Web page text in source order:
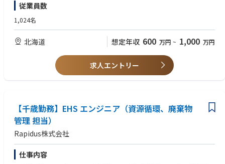
5. カーボンニュートラルに向けたエネルギーマネジメント戦略の策定
6. Scope3の算定ガイドライン策定
7. SBTi、CDP取得に向けた準備
8. フッ素系温室効果ガス(F-GHG)の削減推進
向けて試作を進めております。
《Rapidusの技術で変える未来》
次世代技術の発展が、半導体の需要を爆発的に高めています。
Rapidusの最大の特徴は、開発期間を短縮する統合型ファウンドリサービ
スRUMSを展開、単に半導体を製造するだけでなく、開発期間を世界最短
にすることを価値として提供。
RUMSとは・・・https://www.rapidus.inc/business/
■歓迎スキル・経験
1. 内部環境監査に関する経験
3. ISO50001、ISO14001に関する知識を有すると望ましい
4. Scope1,2,3算定経験者
5. カーボンニュートラル戦略策定経験者
6. ＣＤＰ対応の実務経験者
従業員数
1,024名
北海道 想定年収 600 万円 ~ 1,000 万円
求人エントリー
【千歳勤務】EHS エンジニア（資源循環、廃棄物
管理 担当）
Rapidus株式会社
仕事内容